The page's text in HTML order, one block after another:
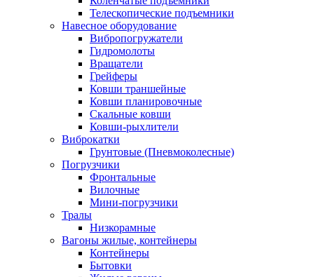
Телескопические подъемники
Навесное оборудование
Вибропогружатели
Гидромолоты
Вращатели
Грейферы
Ковши траншейные
Ковши планировочные
Скальные ковши
Ковши-рыхлители
Виброкатки
Грунтовые (Пневмоколесные)
Погрузчики
Фронтальные
Вилочные
Мини-погрузчики
Тралы
Низкорамные
Вагоны жилые, контейнеры
Контейнеры
Бытовки